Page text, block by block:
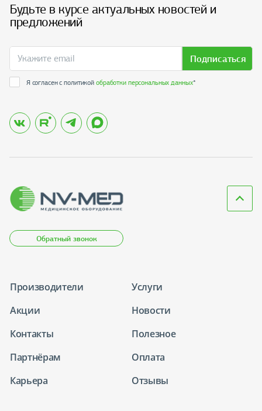
Будьте в курсе актуальных новостей и
предложений
Подписаться
Я согласен с политикойобработки персональных данных*
Обратный звонок
Производители
Услуги
Акции
Новости
Контакты
Полезное
Партнёрам
Оплата
Карьера
Отзывы